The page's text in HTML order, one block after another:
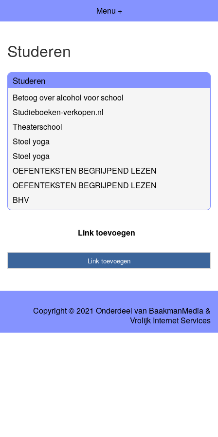
Menu +
Studeren
Studeren
Betoog over alcohol voor school
Studieboeken-verkopen.nl
Theaterschool
Stoel yoga
Stoel yoga
OEFENTEKSTEN BEGRIJPEND LEZEN
OEFENTEKSTEN BEGRIJPEND LEZEN
BHV
Link toevoegen
Link toevoegen
Copyright © 2021 Onderdeel van BaakmanMedia&
Vrolijk Internet Services